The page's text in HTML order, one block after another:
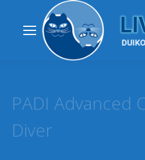
PADI Advanced
Diver